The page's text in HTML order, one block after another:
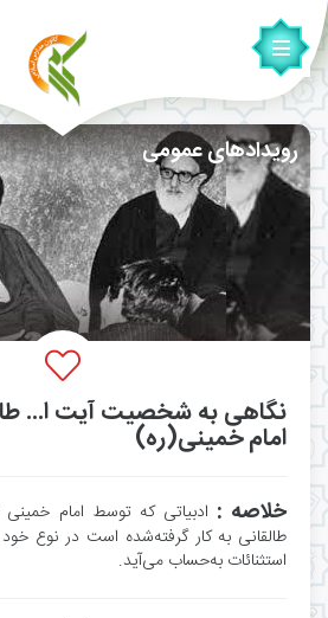
رویدادهای عمومی
نگاهی به شخصیت آیت ا...
امام خمینی(ره)
خلاصه : ادبیاتی که توسط امام
طالقانی به کار گرفته‌شده است در نوع
استثنائات به‌حساب می‌آید.